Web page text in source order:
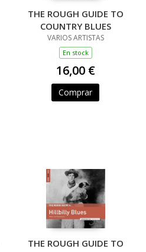
THE ROUGH GUIDE TO
COUNTRY BLUES
VARIOS ARTISTAS
En stock
16,00 €
Comprar
THE ROUGH GUIDE TO